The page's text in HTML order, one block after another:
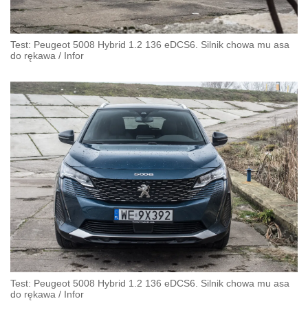
Test: Peugeot 5008 Hybrid 1.2 136 eDCS6. Silnik chowa mu asa
do rękawa / Infor
Test: Peugeot 5008 Hybrid 1.2 136 eDCS6. Silnik chowa mu asa
do rękawa / Infor